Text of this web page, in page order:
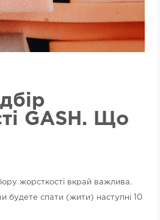
GASH. Що
жорсткості вкрай важлива.
будете спати (жити) наступні 10